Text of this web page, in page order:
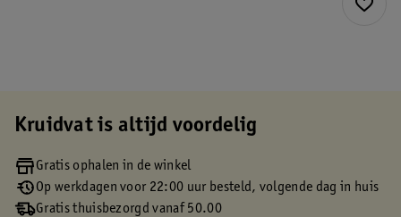
Kruidvat is altijd voordelig
Gratis ophalen in de winkel
Op werkdagen voor 22:00 uur besteld, volgende dag in huis
Gratis thuisbezorgd vanaf 50.00